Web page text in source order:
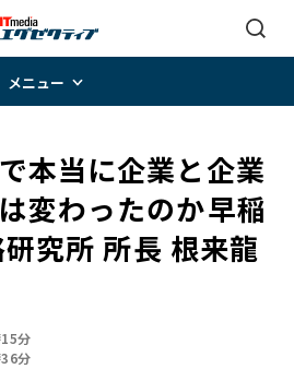
メニュー
本当に企業と企業
変わったのか――早稲
究所 所長 根来龍
分
分